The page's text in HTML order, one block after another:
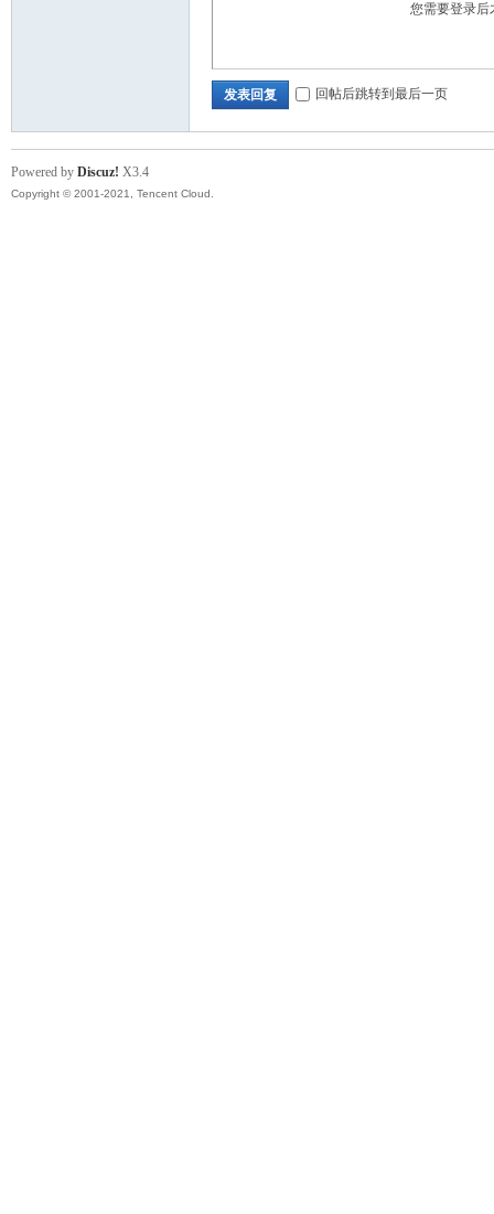
您需要登录
发表回复 回帖后跳转到最后一页
Powered by Discuz! X3.4
Copyright © 2001-2021, Tencent Cloud.